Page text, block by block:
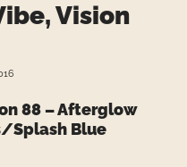
Vision
88 – Afterglow
Splash Blue